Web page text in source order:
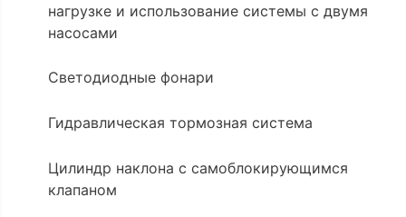
нагрузке и использование системы с двумя
насосами
Светодиодные фонари
Гидравлическая тормозная система
Цилиндр наклона с самоблокирующимся
клапаном